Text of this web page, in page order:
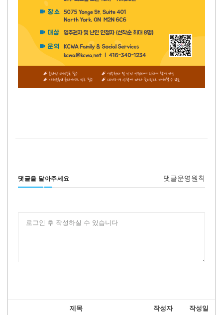
댓글을 달아주세요 댓글운영원칙
로그인 후 작성하실 수 있습니다
제목 작성자 작성일